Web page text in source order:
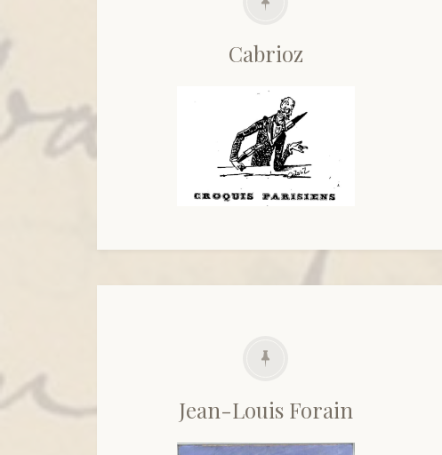
Cabrioz
Jean-Louis Forain